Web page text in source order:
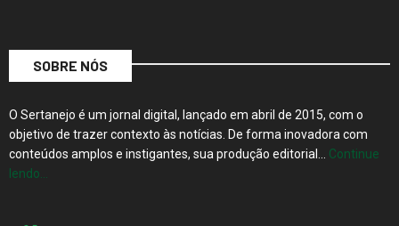
SOBRE NÓS
O Sertanejo é um jornal digital, lançado em abril de 2015, com o
objetivo de trazer contexto às notícias. De forma inovadora com
conteúdos amplos e instigantes, sua produção editorial… Continue
lendo…